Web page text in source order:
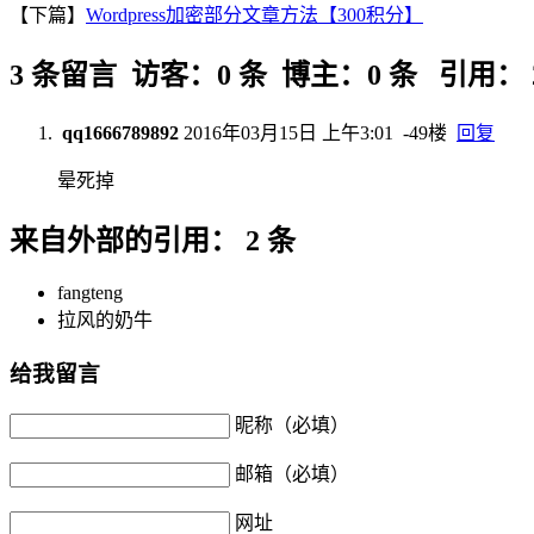
【下篇】 Wordpress加密部分文章方法【300积分】
3 条留言 访客：0 条 博主：0 条 引用：
qq1666789892 2016年03月15日 上午3:01 -49楼 回复
晕死掉
来自外部的引用： 2 条
fangteng
拉风的奶牛
给我留言
昵称（必填）
邮箱（必填）
网址